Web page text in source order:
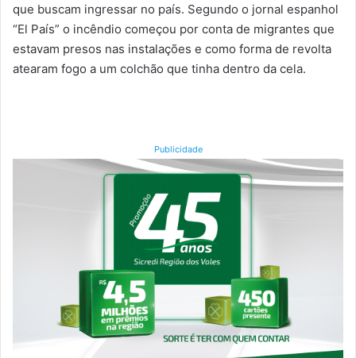
que buscam ingressar no país. Segundo o jornal espanhol
“El País” o incêndio começou por conta de migrantes que
estavam presos nas instalações e como forma de revolta
atearam fogo a um colchão que tinha dentro da cela.
Publicidade